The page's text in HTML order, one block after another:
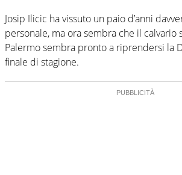
Josip Ilicic ha vissuto un paio d’anni
personale, ma ora sembra che il calvario
Palermo sembra pronto a riprendersi la
finale di stagione.